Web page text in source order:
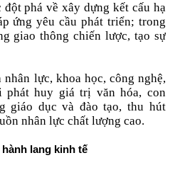
phá về xây dựng kết cấu hạ
ứng yêu cầu phát triển; trong
giao thông chiến lược, tạo sự
lực, khoa học, công nghệ,
phát huy giá trị văn hóa, con
giáo dục và đào tạo, thu hút
nhân lực chất lượng cao.
lang kinh tế